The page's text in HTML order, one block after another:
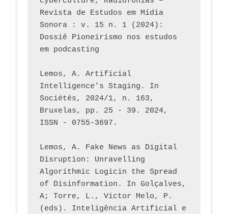
Revista de Estudos em Mídia
Sonora : v. 15 n. 1 (2024):
Dossiê Pioneirismo nos estudos
em podcasting
Lemos, A. Artificial
Intelligence’s Staging. In
Sociétés, 2024/1, n. 163,
Bruxelas, pp. 25 - 39. 2024,
ISSN - 0755-3697.
Lemos, A. Fake News as Digital
Disruption: Unravelling
Algorithmic Logicin the Spread
of Disinformation. In Golçalves,
A; Torre, L., Victor Melo, P.
(eds). Inteligência Artificial e